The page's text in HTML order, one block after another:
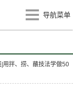
导航菜单
用拌、捞、蘸技法学做50